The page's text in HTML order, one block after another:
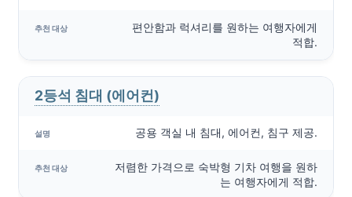
편안함과 럭셔리를 원하는 여행자에게
적합.
2등석 침대 (에어컨)
공용 객실 내 침대, 에어컨, 침구 제공.
저렴한 가격으로 숙박형 기차 여행을 원하
는 여행자에게 적합.